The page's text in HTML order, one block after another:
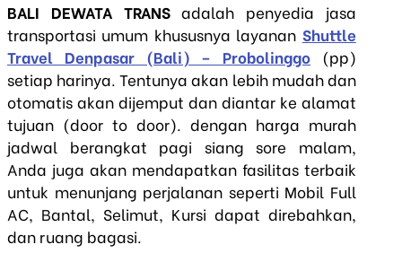
BALI DEWATA TRANSadalah penyedia jasa
transportasi umum khususnya layanan Shuttle
Travel Denpasar (Bali) – Probolinggo (pp)
setiap harinya. Tentunya akan lebih mudah dan
otomatis akan dijemput dan diantar ke alamat
tujuan (door to door). dengan harga murah
jadwal berangkat pagi siang sore malam,
Anda juga akan mendapatkan fasilitas terbaik
untuk menunjang perjalanan seperti Mobil Full
AC, Bantal, Selimut, Kursi dapat direbahkan,
dan ruang bagasi.